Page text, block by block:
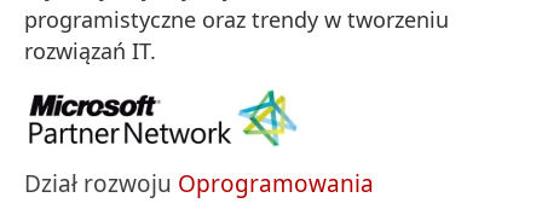
programistyczne oraz trendy w tworzeniu
rozwiązań IT.
Dział rozwoju Oprogramowania